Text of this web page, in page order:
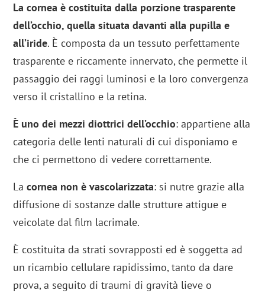
La cornea è costituita dalla porzione trasparente
dell’occhio, quella situata davanti alla pupilla e
all’iride. È composta da un tessuto perfettamente
trasparente e riccamente innervato, che permette il
passaggio dei raggi luminosi e la loro convergenza
verso il cristallino e la retina.
È uno dei mezzi diottrici dell’occhio: appartiene alla
categoria delle lenti naturali di cui disponiamo e
che ci permettono di vedere correttamente.
La cornea non è vascolarizzata: si nutre grazie alla
diffusione di sostanze dalle strutture attigue e
veicolate dal film lacrimale.
È costituita da strati sovrapposti ed è soggetta ad
un ricambio cellulare rapidissimo, tanto da dare
prova, a seguito di traumi di gravità lieve o